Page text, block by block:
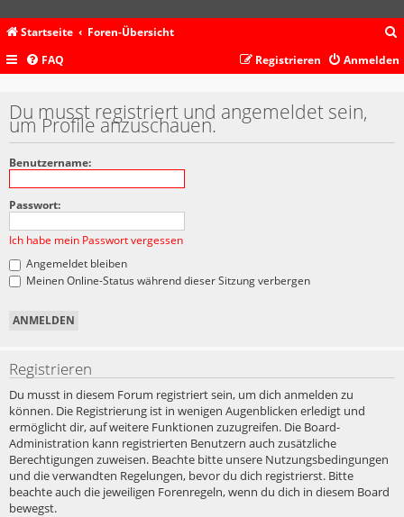
Startseite Foren-Übersicht
c
FAQ Anmelden
Registrieren
Du musst registriert und angemeldet sein,
um Profile anzuschauen.
Benutzername:
Passwort:
Ich habe mein Passwort vergessen
Angemeldet bleiben
Meinen Online-Status während dieser Sitzung verbergen
Registrieren
Du musst in diesem Forum registriert sein, um dich anmelden zu
können. Die Registrierung ist in wenigen Augenblicken erledigt und
ermöglicht dir, auf weitere Funktionen zuzugreifen. Die Board-
Administration kann registrierten Benutzern auch zusätzliche
Berechtigungen zuweisen. Beachte bitte unsere Nutzungsbedingungen
und die verwandten Regelungen, bevor du dich registrierst. Bitte
beachte auch die jeweiligen Forenregeln, wenn du dich in diesem Board
bewegst.